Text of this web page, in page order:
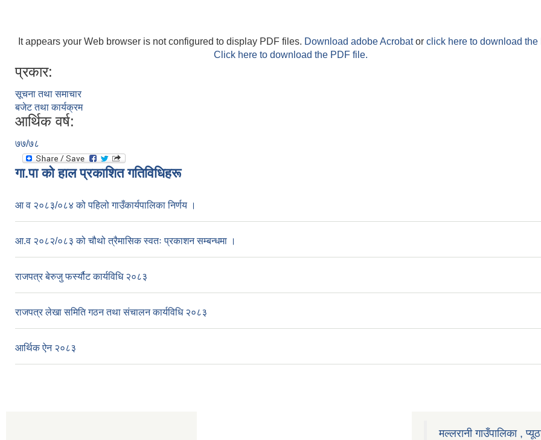
It appears your Web browser is not configured to display PDF files. Download adobe Acrobator click here to download the
Click here to download the PDF file.
प्रकार:
सूचना तथा समाचार
बजेट तथा कार्यक्रम
आर्थिक वर्ष:
७७/७८
गा.पा काे हाल प्रकाशित गतिविधिहरू
आ व २०८३/०८४ को पहिलो गाउँकार्यपालिका निर्णय ।
आ.व २०८२/०८३ को चौथो त्रैमासिक स्वतः प्रकाशन सम्बन्धमा ।
राजपत्र बेरुजु फर्स्यौट कार्यविधि २०८३
राजपत्र लेखा समिति गठन तथा संचालन कार्यविधि २०८३
आर्थिक ऐन २०८३
मल्लरानी गाउँपालिका ,